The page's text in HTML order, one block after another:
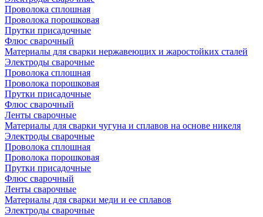
Проволока сплошная
Проволока порошковая
Прутки присадочные
Флюс сварочный
Материалы для сварки нержавеющих и жаростойких сталей
Электроды сварочные
Проволока сплошная
Проволока порошковая
Прутки присадочные
Флюс сварочный
Ленты сварочные
Материалы для сварки чугуна и сплавов на основе никеля
Электроды сварочные
Проволока сплошная
Проволока порошковая
Прутки присадочные
Флюс сварочный
Ленты сварочные
Материалы для сварки меди и ее сплавов
Электроды сварочные